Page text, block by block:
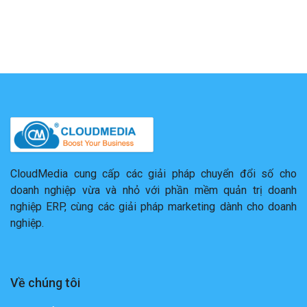
CloudMedia cung cấp các giải pháp chuyển đổi số cho
doanh nghiệp vừa và nhỏ với phần mềm quản trị doanh
nghiệp ERP, cùng các giải pháp marketing dành cho doanh
nghiệp.
Về chúng tôi